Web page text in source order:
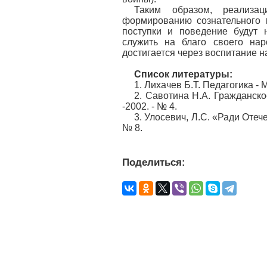
Таким образом,
формированию сознательного
поступки и поведение будут
служить на благо своего
достигается через воспитание
Список литературы:
1. Лихачев Б.Т. Педагогика -
2. Савотина Н.А.
-2002. - № 4.
3. Улосевич, Л.С. «Ради
№ 8.
Поделиться: